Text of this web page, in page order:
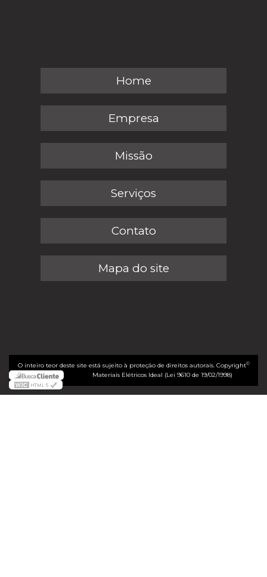
Home
Empresa
Missão
Serviços
Contato
Mapa do site
O inteiro teor deste site está sujeito à proteção de direitos autorais. Copyright©
Materiais Elétricos Ideal (Lei 9610 de 19/02/1998)